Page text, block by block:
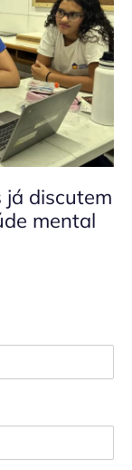
já discutem
mental